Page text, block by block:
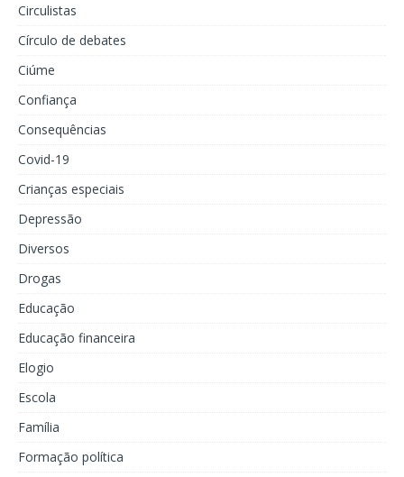
Circulistas
Círculo de debates
Ciúme
Confiança
Consequências
Covid-19
Crianças especiais
Depressão
Diversos
Drogas
Educação
Educação financeira
Elogio
Escola
Família
Formação política